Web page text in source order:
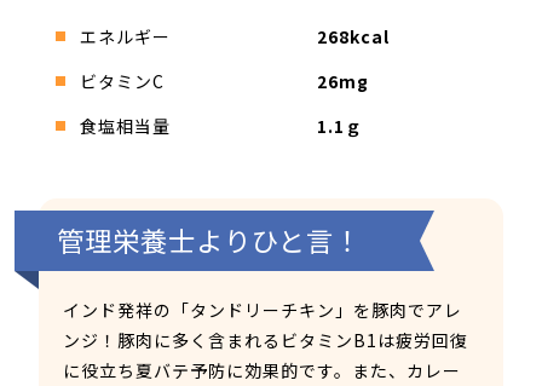
エネルギー
268kcal
ビタミンC
26mg
食塩相当量
1.1ｇ
管理栄養士よりひと言！
インド発祥の「タンドリーチキン」を豚肉でアレ
ンジ！豚肉に多く含まれるビタミンB1は疲労回復
に役立ち夏バテ予防に効果的です。また、カレー